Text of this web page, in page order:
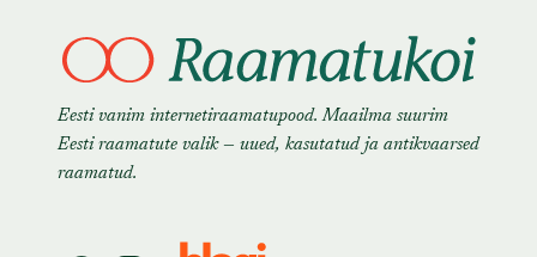
Eesti vanim internetiraamatupood. Maailma suurim
Eesti raamatute valik — uued, kasutatud ja antikvaarsed
raamatud.